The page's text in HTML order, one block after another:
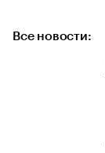
Все новости: